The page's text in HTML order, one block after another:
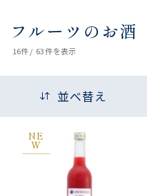
フルーツのお酒
16件 / 63件を表示
並べ替え
NE
W